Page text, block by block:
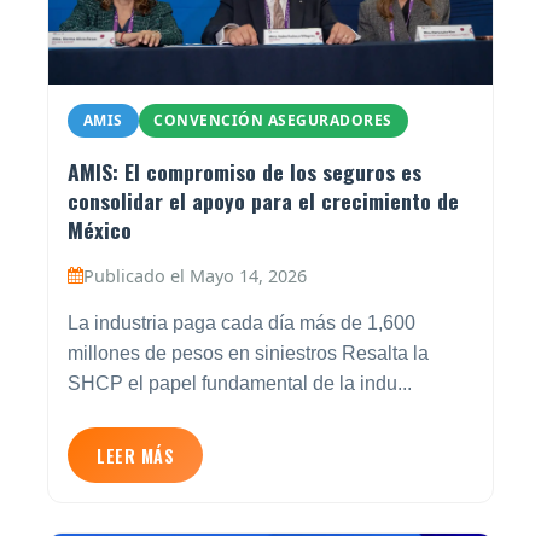
AMIS CONVENCIÓN ASEGURADORES
AMIS: El compromiso de los seguros es
consolidar el apoyo para el crecimiento de
México
Publicado el Mayo 14, 2026
La industria paga cada día más de 1,600
millones de pesos en siniestros Resalta la
SHCP el papel fundamental de la indu...
LEER MÁS